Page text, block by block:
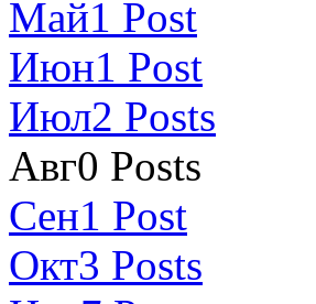
Май1 Post
Июн1 Post
Июл2 Posts
Авг0 Posts
Сен1 Post
Окт3 Posts